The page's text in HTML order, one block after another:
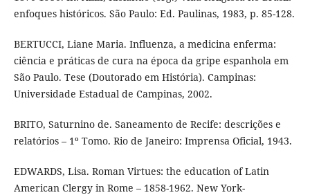
enfoques históricos. São Paulo: Ed. Paulinas, 1983, p. 85-128.
BERTUCCI, Liane Maria. Influenza, a medicina enferma:
ciência e práticas de cura na época da gripe espanhola em
São Paulo. Tese (Doutorado em História). Campinas:
Universidade Estadual de Campinas, 2002.
BRITO, Saturnino de. Saneamento de Recife: descrições e
relatórios – 1º Tomo. Rio de Janeiro: Imprensa Oficial, 1943.
EDWARDS, Lisa. Roman Virtues: the education of Latin
American Clergy in Rome – 1858-1962. New York-